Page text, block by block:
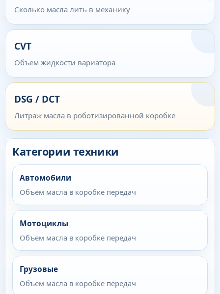
Сколько масла лить в механику
CVT
Объем жидкости вариатора
DSG / DCT
Литраж масла в роботизированной коробке
Категории техники
Автомобили
Объем масла в коробке передач
Мотоциклы
Объем масла в коробке передач
Грузовые
Объем масла в коробке передач